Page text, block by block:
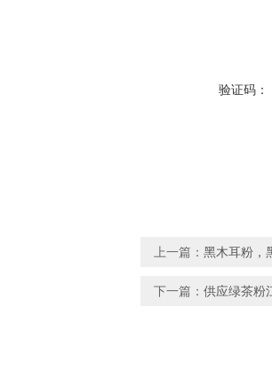
验证码：
上一篇： 黑木耳粉，
下一篇： 供应绿茶粉